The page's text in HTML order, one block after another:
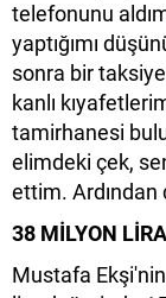
telefonunu
yaptığımı
sonra bir
kanlı
tamirhanesi
elimdeki çek,
ettim.
38 MİLYON
Mustafa